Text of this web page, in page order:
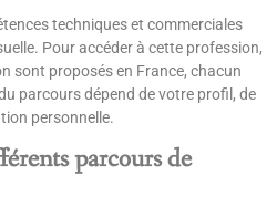
techniques et commerciales
Pour accéder à cette profession,
sont proposés en France, chacun
parcours dépend de votre profil, de
personnelle.
parcours de